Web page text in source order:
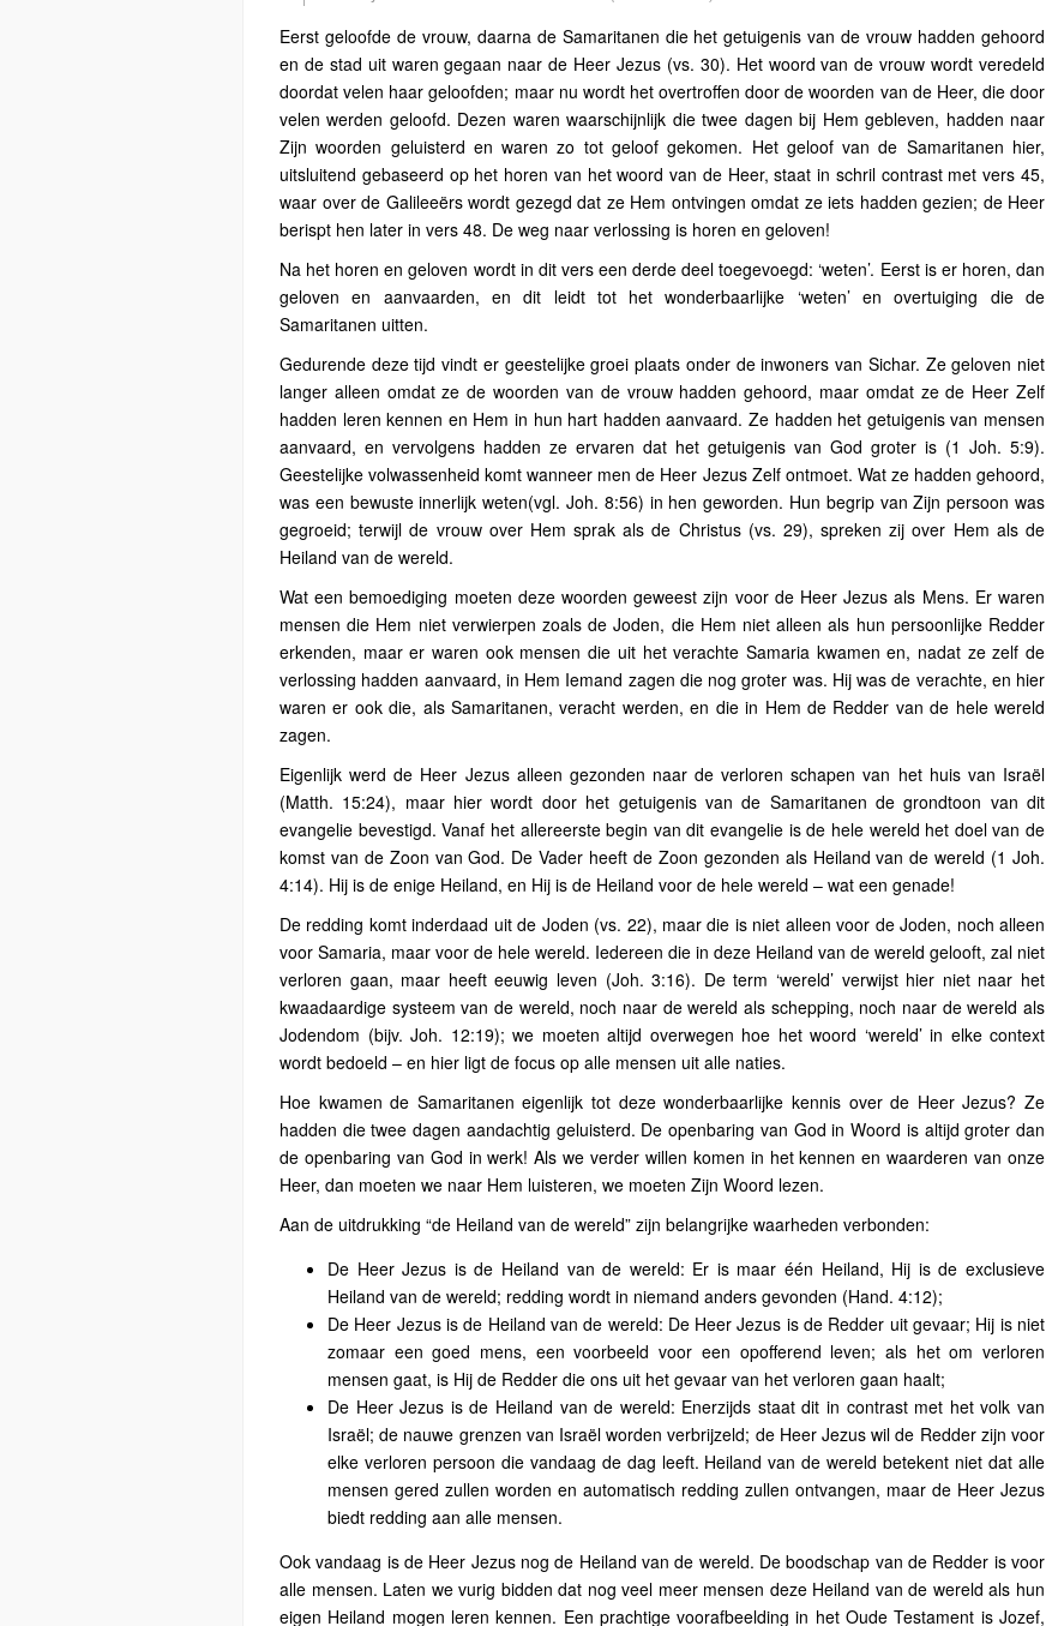
Eerst geloofde de vrouw, daarna de Samaritanen die het getuigenis van de vrouw hadden gehoord
en de stad uit waren gegaan naar de Heer Jezus (vs. 30). Het woord van de vrouw wordt veredeld
doordat velen haar geloofden; maar nu wordt het overtroffen door de woorden van de Heer, die door
velen werden geloofd. Dezen waren waarschijnlijk die twee dagen bij Hem gebleven, hadden naar
Zijn woorden geluisterd en waren zo tot geloof gekomen. Het geloof van de Samaritanen hier,
uitsluitend gebaseerd op het horen van het woord van de Heer, staat in schril contrast met vers 45,
waar over de Galileeërs wordt gezegd dat ze Hem ontvingen omdat ze iets hadden gezien; de Heer
berispt hen later in vers 48. De weg naar verlossing is horen en geloven!
Na het horen en geloven wordt in dit vers een derde deel toegevoegd: ‘weten’. Eerst is er horen, dan
geloven en aanvaarden, en dit leidt tot het wonderbaarlijke ‘weten’ en overtuiging die de
Samaritanen uitten.
Gedurende deze tijd vindt er geestelijke groei plaats onder de inwoners van Sichar. Ze geloven niet
langer alleen omdat ze de woorden van de vrouw hadden gehoord, maar omdat ze de Heer Zelf
hadden leren kennen en Hem in hun hart hadden aanvaard. Ze hadden het getuigenis van mensen
aanvaard, en vervolgens hadden ze ervaren dat het getuigenis van God groter is (1 Joh. 5:9).
Geestelijke volwassenheid komt wanneer men de Heer Jezus Zelf ontmoet. Wat ze hadden gehoord,
was een bewuste innerlijk weten(vgl. Joh. 8:56) in hen geworden. Hun begrip van Zijn persoon was
gegroeid; terwijl de vrouw over Hem sprak als de Christus (vs. 29), spreken zij over Hem als de
Heiland van de wereld.
Wat een bemoediging moeten deze woorden geweest zijn voor de Heer Jezus als Mens. Er waren
mensen die Hem niet verwierpen zoals de Joden, die Hem niet alleen als hun persoonlijke Redder
erkenden, maar er waren ook mensen die uit het verachte Samaria kwamen en, nadat ze zelf de
verlossing hadden aanvaard, in Hem Iemand zagen die nog groter was. Hij was de verachte, en hier
waren er ook die, als Samaritanen, veracht werden, en die in Hem de Redder van de hele wereld
zagen.
Eigenlijk werd de Heer Jezus alleen gezonden naar de verloren schapen van het huis van Israël
(Matth. 15:24), maar hier wordt door het getuigenis van de Samaritanen de grondtoon van dit
evangelie bevestigd. Vanaf het allereerste begin van dit evangelie is de hele wereld het doel van de
komst van de Zoon van God. De Vader heeft de Zoon gezonden als Heiland van de wereld (1 Joh.
4:14). Hij is de enige Heiland, en Hij is de Heiland voor de hele wereld – wat een genade!
De redding komt inderdaad uit de Joden (vs. 22), maar die is niet alleen voor de Joden, noch alleen
voor Samaria, maar voor de hele wereld. Iedereen die in deze Heiland van de wereld gelooft, zal niet
verloren gaan, maar heeft eeuwig leven (Joh. 3:16). De term ‘wereld’ verwijst hier niet naar het
kwaadaardige systeem van de wereld, noch naar de wereld als schepping, noch naar de wereld als
Jodendom (bijv. Joh. 12:19); we moeten altijd overwegen hoe het woord ‘wereld’ in elke context
wordt bedoeld – en hier ligt de focus op alle mensen uit alle naties.
Hoe kwamen de Samaritanen eigenlijk tot deze wonderbaarlijke kennis over de Heer Jezus? Ze
hadden die twee dagen aandachtig geluisterd. De openbaring van God in Woord is altijd groter dan
de openbaring van God in werk! Als we verder willen komen in het kennen en waarderen van onze
Heer, dan moeten we naar Hem luisteren, we moeten Zijn Woord lezen.
Aan de uitdrukking “de Heiland van de wereld” zijn belangrijke waarheden verbonden:
De Heer Jezus is de Heiland van de wereld: Er is maar één Heiland, Hij is de exclusieve
Heiland van de wereld; redding wordt in niemand anders gevonden (Hand. 4:12);
De Heer Jezus is de Heiland van de wereld: De Heer Jezus is de Redder uit gevaar; Hij is niet
zomaar een goed mens, een voorbeeld voor een opofferend leven; als het om verloren
mensen gaat, is Hij de Redder die ons uit het gevaar van het verloren gaan haalt;
De Heer Jezus is de Heiland van de wereld: Enerzijds staat dit in contrast met het volk van
Israël; de nauwe grenzen van Israël worden verbrijzeld; de Heer Jezus wil de Redder zijn voor
elke verloren persoon die vandaag de dag leeft. Heiland van de wereld betekent niet dat alle
mensen gered zullen worden en automatisch redding zullen ontvangen, maar de Heer Jezus
biedt redding aan alle mensen.
Ook vandaag is de Heer Jezus nog de Heiland van de wereld. De boodschap van de Redder is voor
alle mensen. Laten we vurig bidden dat nog veel meer mensen deze Heiland van de wereld als hun
eigen Heiland mogen leren kennen. Een prachtige voorafbeelding in het Oude Testament is Jozef,